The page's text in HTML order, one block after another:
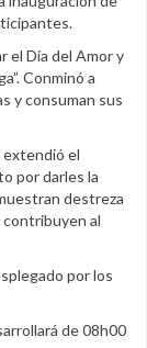
el Día del Amor y
Conminó a
y consuman sus
extendió el
por darles la
destreza
contribuyen al
por los
de 08h00